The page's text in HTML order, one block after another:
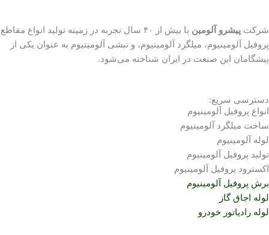
شرکت پیشرو آلومین
با بیش از ۴۰ سال تجربه در زمینه تولید انواع مقاطع
پروفیل آلومینیوم، میلگرد آلومینیوم، و نبشی آلومینیوم به عنوان یکی از
پیشگامان این صنعت در ایران شناخته می‌شود.
دسترسی سریع:
انواع پروفیل آلومینیوم
ساخت میلگرد آلومینیوم
لوله آلومینیوم
تولید پروفیل آلومینیوم
اکسترود پروفیل آلومینیوم
برش پروفیل آلومینیوم
لوله اجاق گاز
لوله رادیاتور خودرو